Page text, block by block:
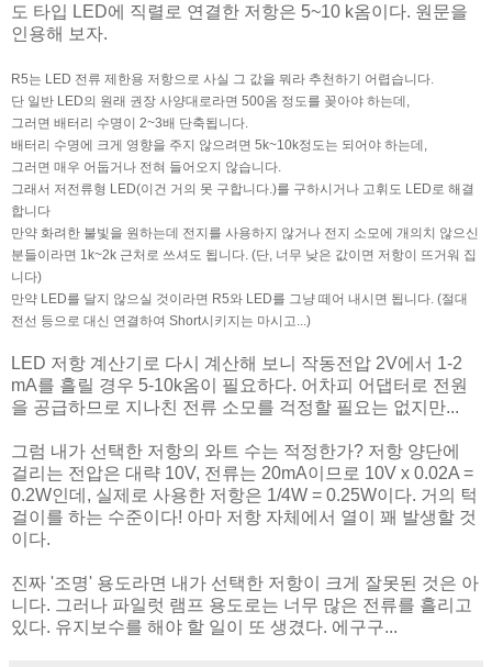
도 타입 LED에 직렬로 연결한 저항은 5~10 k옴이다. 원문을
인용해 보자.
R5는 LED 전류 제한용 저항으로 사실 그 값을 뭐라 추천하기 어렵습니다.
단 일반 LED의 원래 권장 사양대로라면 500옴 정도를 꽂아야 하는데,
그러면 배터리 수명이 2~3배 단축됩니다.
배터리 수명에 크게 영향을 주지 않으려면 5k~10k정도는 되어야 하는데,
그러면 매우 어둡거나 전혀 들어오지 않습니다.
그래서 저전류형 LED(이건 거의 못 구합니다.)를 구하시거나 고휘도 LED로 해결
합니다
만약 화려한 불빛을 원하는데 전지를 사용하지 않거나 전지 소모에 개의치 않으신
분들이라면 1k~2k 근처로 쓰셔도 됩니다. (단, 너무 낮은 값이면 저항이 뜨거워 집
니다)
만약 LED를 달지 않으실 것이라면 R5와 LED를 그냥 떼어 내시면 됩니다. (절대
전선 등으로 대신 연결하여 Short시키지는 마시고...)
LED 저항 계산기로 다시 계산해 보니 작동전압 2V에서 1-2
mA를 흘릴 경우 5-10k옴이 필요하다. 어차피 어댑터로 전원
을 공급하므로 지나친 전류 소모를 걱정할 필요는 없지만...
그럼 내가 선택한 저항의 와트 수는 적정한가? 저항 양단에
걸리는 전압은 대략 10V, 전류는 20mA이므로 10V x 0.02A =
0.2W인데, 실제로 사용한 저항은 1/4W = 0.25W이다. 거의 턱
걸이를 하는 수준이다! 아마 저항 자체에서 열이 꽤 발생할 것
이다.
진짜 '조명' 용도라면 내가 선택한 저항이 크게 잘못된 것은 아
니다. 그러나 파일럿 램프 용도로는 너무 많은 전류를 흘리고
있다. 유지보수를 해야 할 일이 또 생겼다. 에구구...